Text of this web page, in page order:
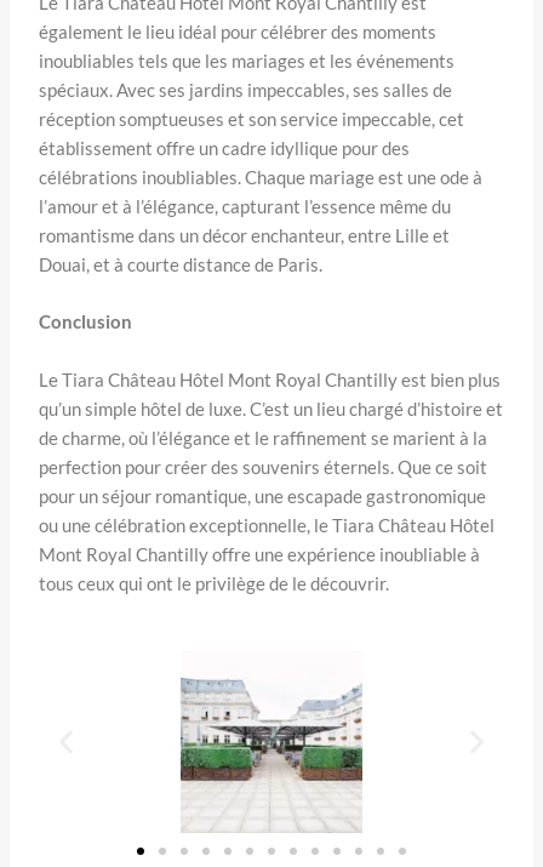
également le lieu idéal pour célébrer des moments
inoubliables tels que les mariages et les événements
spéciaux. Avec ses jardins impeccables, ses salles de
réception somptueuses et son service impeccable, cet
établissement offre un cadre idyllique pour des
célébrations inoubliables. Chaque mariage est une ode à
l’amour et à l’élégance, capturant l’essence même du
romantisme dans un décor enchanteur, entre Lille et
Douai, et à courte distance de Paris.
Conclusion
Le Tiara Château Hôtel Mont Royal Chantilly est bien plus
qu’un simple hôtel de luxe. C’est un lieu chargé d’histoire et
de charme, où l’élégance et le raffinement se marient à la
perfection pour créer des souvenirs éternels. Que ce soit
pour un séjour romantique, une escapade gastronomique
ou une célébration exceptionnelle, le Tiara Château Hôtel
Mont Royal Chantilly offre une expérience inoubliable à
tous ceux qui ont le privilège de le découvrir.